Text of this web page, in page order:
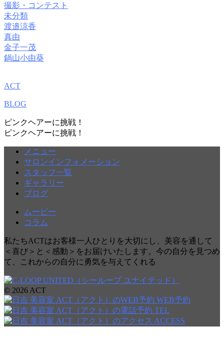
撮影・コンテスト
未分類
渡邉涼香
真由
金子一茂
鍋山小由葵
ACT
BLOG
ピンクヘアーに挑戦！
ピンクヘアーに挑戦！
メニュー
サロンインフォメーション
スタッフ一覧
ギャラリー
ブログ
ムービー
コラム
私たちACTはお客様一人ひとりを大切にし、美容を通して
＜喜び＞と＜感動＞をお届けいたします。今の自分を見つめ
て、これからの自分に勇気を与えてくれる
© 2026 ACT
WEB予約
TEL
ACCESS